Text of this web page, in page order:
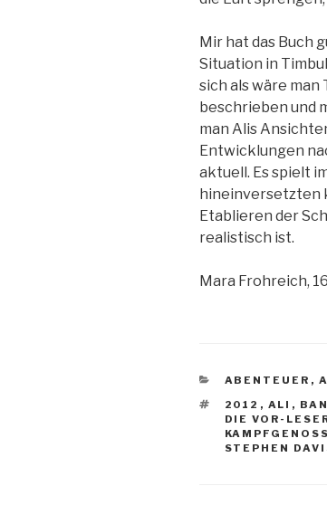
Mir hat das Buch
Situation in
sich als wäre man
beschrieben und
man Alis
Entwicklungen
aktuell. Es spielt
hineinversetzten
Etablieren der
realistisch ist.
Mara Frohreich,
KATEGORIEN
ABENTEUER ,
2012 , ALI ,
DIE VOR-
STEPHEN